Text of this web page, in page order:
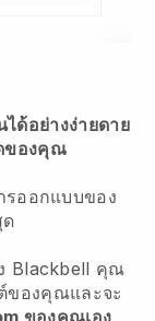
ด้อย่างง่ายดาย
ของคุณ
รออกแบบของ
Blackbell คุณ
ของคุณและจะ